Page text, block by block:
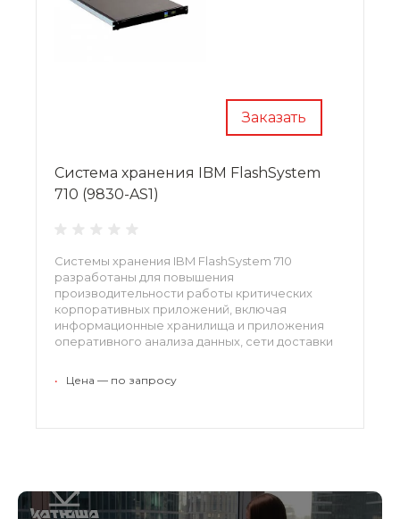
Заказать
Система хранения IBM FlashSystem
710 (9830-AS1)
Системы хранения IBM FlashSystem 710
разработаны для повышения
производительности работы критических
корпоративных приложений, включая
информационные хранилища и приложения
оперативного анализа данных, сети доставки
моделирования и имитационного
• Цена — по запросу